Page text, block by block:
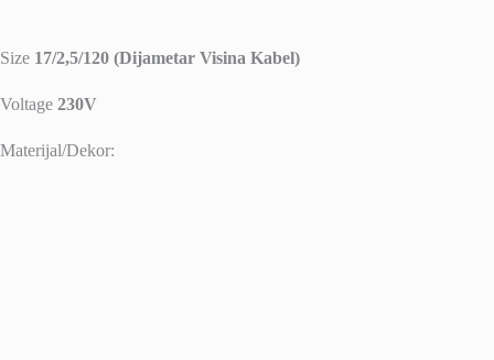
Size 17/2,5/120 (Dijametar Visina Kabel)
Voltage 230V
Materijal/Dekor: